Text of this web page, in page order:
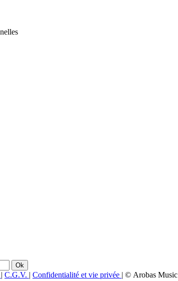
| C.G.V. | Confidentialité et vie privée | © Arobas Music